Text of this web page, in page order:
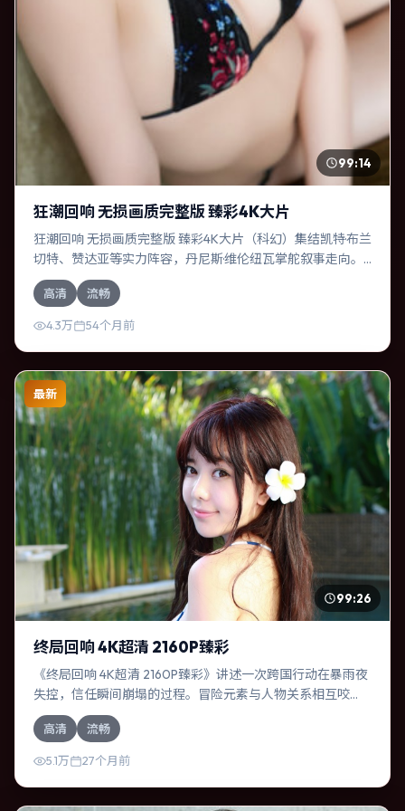
99:14
狂潮回响 无损画质完整版 臻彩4K大片
狂潮回响 无损画质完整版 臻彩4K大片（科幻）集结凯特·布兰
切特、赞达亚等实力阵容，丹尼斯·维伦纽瓦掌舵叙事走向。
故事舞台设定于俄罗斯，围绕一次意外选择展开连锁反应；
配乐与色彩高度服务于主题，结尾留白耐人寻味。
高清 流畅
4.3万 54个月前
最新
99:26
终局回响 4K超清 2160P臻彩
《终局回响 4K超清 2160P臻彩》讲述一次跨国行动在暴雨夜
失控，信任瞬间崩塌的过程。冒险元素与人物关系相互咬
合，赵丽颖、孙艺珍的对手戏尤为出彩。导演是枝裕和善于
在长镜头中积蓄张力，本片亦在德国实地取景，增强真实质
感。
高清 流畅
5.1万 27个月前